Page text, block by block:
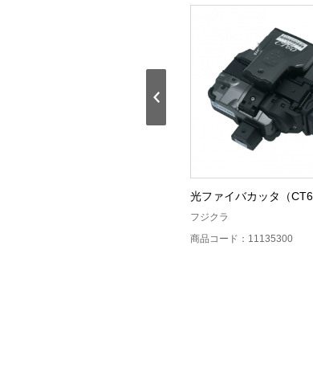
光ファイバカッタ（
フジクラ
商品コード：11135300